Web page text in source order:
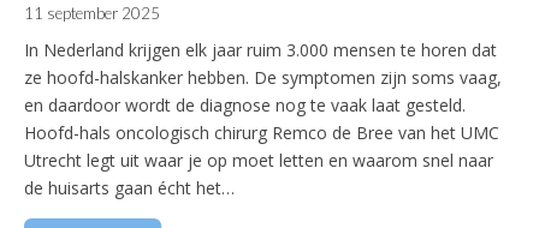
11 september 2025
In Nederland krijgen elk jaar ruim 3.000 mensen te horen dat
ze hoofd-halskanker hebben. De symptomen zijn soms vaag,
en daardoor wordt de diagnose nog te vaak laat gesteld.
Hoofd-hals oncologisch chirurg Remco de Bree van het UMC
Utrecht legt uit waar je op moet letten en waarom snel naar
de huisarts gaan écht het…